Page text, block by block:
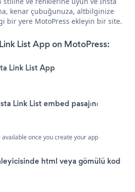
kenar çubuğunuza, altbilginize
bir yere MotoPress ekleyin bir site.
List App on MotoPress:
Link List App
Link List embed pasajını
available once you create your app
html veya gömülü kod